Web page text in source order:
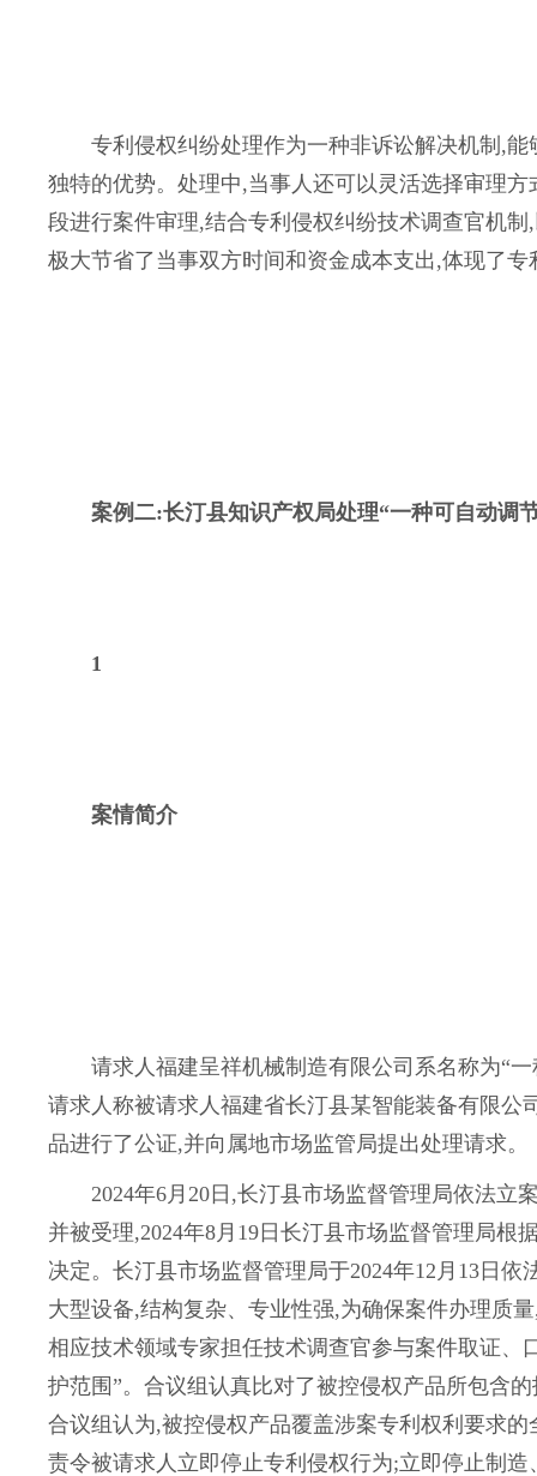
专利侵权纠纷处理作为一种非诉讼解决机制,能
独特的优势。处理中,当事人还可以灵活选择审理
段进行案件审理,结合专利侵权纠纷技术调查官机
极大节省了当事双方时间和资金成本支出,体现了
案例二:长汀县知识产权局处理“一种可自动调
1
案情简介
请求人福建呈祥机械制造有限公司系名称为“一
请求人称被请求人福建省长汀县某智能装备有限
品进行了公证,并向属地市场监管局提出处理请求。
2024年6月20日,长汀县市场监督管理局依法立
并被受理,2024年8月19日长汀县市场监督管理局根
决定。长汀县市场监督管理局于2024年12月13日
大型设备,结构复杂、专业性强,为确保案件办理质
相应技术领域专家担任技术调查官参与案件取证
护范围”。合议组认真比对了被控侵权产品所包含
合议组认为,被控侵权产品覆盖涉案专利权利要求
责令被请求人立即停止专利侵权行为;立即停止制